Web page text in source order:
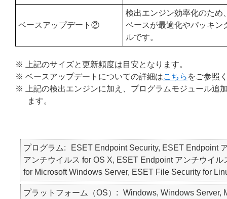
ベースアップデート②
検出エンジン効率化のため
ベースが最適化やパッキン
ルです。
※ 上記のサイズと更新頻度は目安となります。
※ ベースアップデートについての詳細はこちら をご参照
※ 上記の検出エンジンに加え、プログラムモジュール追
ます。
プログラム
ESET Endpoint Security, ESET Endpoint
アンチウイルス for OS X, ESET Endpoint アンチウイ
for Microsoft Windows Server, ESET File Security for
プラットフォーム（OS） Windows, Windows Server,